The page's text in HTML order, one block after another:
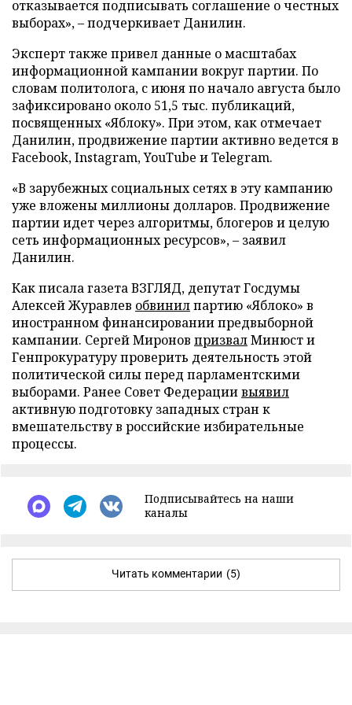
отказывается подписывать соглашение о честных
выборах», – подчеркивает Данилин.
Эксперт также привел данные о масштабах
информационной кампании вокруг партии. По
словам политолога, с июня по начало августа было
зафиксировано около 51,5 тыс. публикаций,
посвященных «Яблоку». При этом, как отмечает
Данилин, продвижение партии активно ведется в
Facebook, Instagram, YouTube и Telegram.
«В зарубежных социальных сетях в эту кампанию
уже вложены миллионы долларов. Продвижение
партии идет через алгоритмы, блогеров и целую
сеть информационных ресурсов», – заявил
Данилин.
Как писала газета ВЗГЛЯД, депутат Госдумы
Алексей Журавлев обвинилпартию «Яблоко» в
иностранном финансировании предвыборной
кампании. Сергей Миронов призвалМинюст и
Генпрокуратуру проверить деятельность этой
политической силы перед парламентскими
выборами. Ранее Совет Федерациивыявил
активную подготовку западных стран к
вмешательству в российские избирательные
процессы.
Подписывайтесь на наши
каналы
Читать комментарии (5)